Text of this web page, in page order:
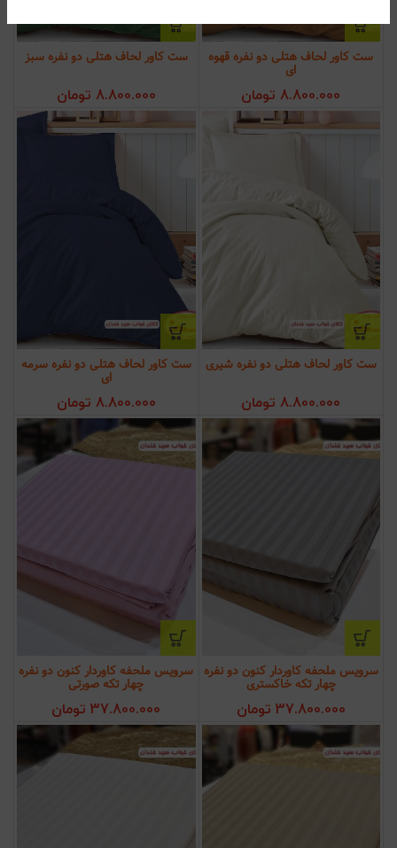
ست کاور لحاف هتلی دو نفره قهوه
ای
8.800.000 تومان
ست کاور لحاف هتلی دو نفره سبز
8.800.000 تومان
ست کاور لحاف هتلی دو نفره شیری
8.800.000 تومان
ست کاور لحاف هتلی دو نفره سرمه
ای
8.800.000 تومان
سرویس ملحفه کاوردار کنون دو نفره
چهار تکه خاکستری
37.800.000 تومان
سرویس ملحفه کاوردار کنون دو نفره
چهار تکه صورتی
37.800.000 تومان